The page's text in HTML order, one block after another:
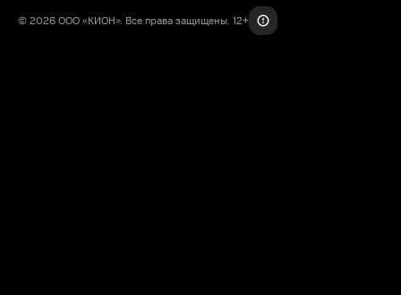
© 2026 ООО «КИОН». Все права защищены. 12+